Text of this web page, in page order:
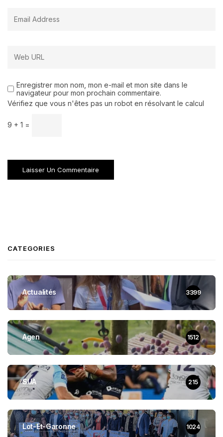
Enregistrer mon nom, mon e-mail et mon site dans le
navigateur pour mon prochain commentaire.
Vérifiez que vous n'êtes pas un robot en résolvant le calcul
9 + 1 =
CATEGORIES
Actualités 3399
Agen 1512
SUA 215
Lot-Et-Garonne 1024